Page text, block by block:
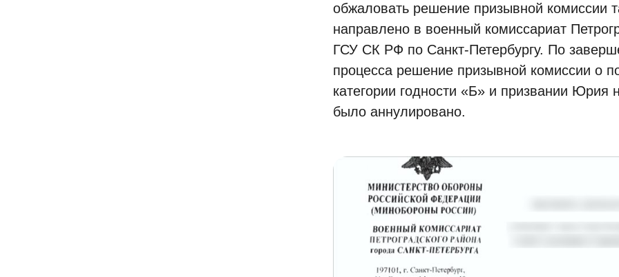
обжаловать решение призывной комиссии
направлено в военный комиссариат
ГСУ СК РФ по Санкт-Петербургу. По
процесса решение призывной комиссии о
категории годности «Б» и призвании Юрия
было аннулировано.